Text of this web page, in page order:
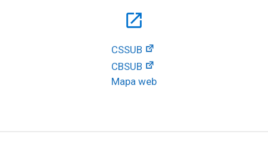
open_in_new
CSSUB
CBSUB
Mapa web